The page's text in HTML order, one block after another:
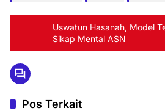
Uswatun Hasanah, Model
Sikap Mental ASN
Pos Terkait